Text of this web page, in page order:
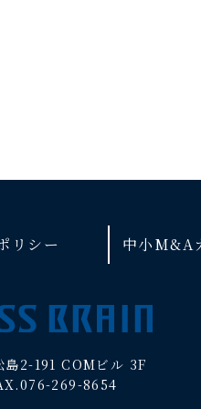
リシー 中小M&A
2-191 COMビル 3F
269-8654